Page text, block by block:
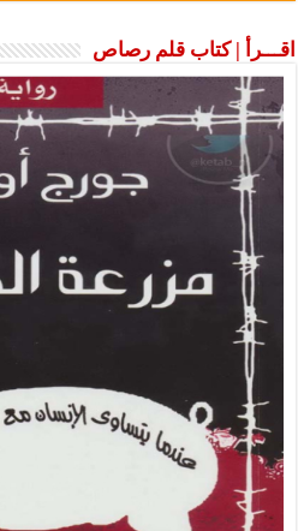
اقـــرأ | كتاب قلم رصاص